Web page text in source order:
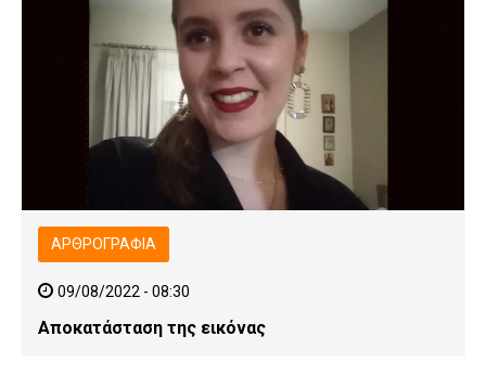
ΑΡΘΡΟΓΡΑΦΊΑ
09/08/2022 - 08:30
Αποκατάσταση της εικόνας